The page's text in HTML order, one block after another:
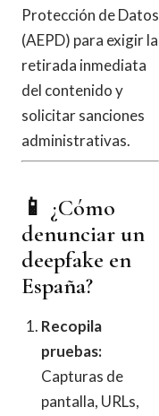
Protección de Datos
(AEPD) para exigir la
retirada inmediata
del contenido y
solicitar sanciones
administrativas.
📱 ¿Cómo
denunciar un
deepfake en
España?
Recopila
pruebas:
Capturas de
pantalla, URLs,